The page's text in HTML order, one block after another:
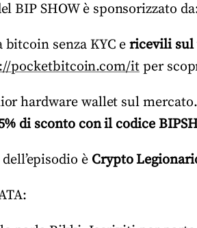
BIP SHOW è sponsorizzato
bitcoin senza KYC ericevili sul
pocketbitcoin.com/it per
hardware wallet sul mercato.
di sconto con il codice
è Crypto